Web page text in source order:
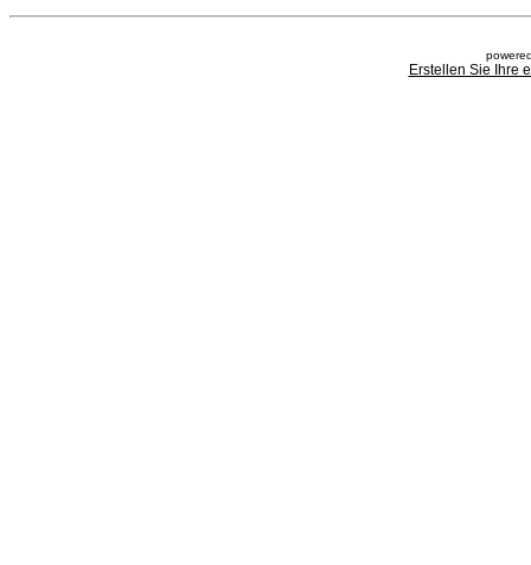
Erstellen Sie Ihre